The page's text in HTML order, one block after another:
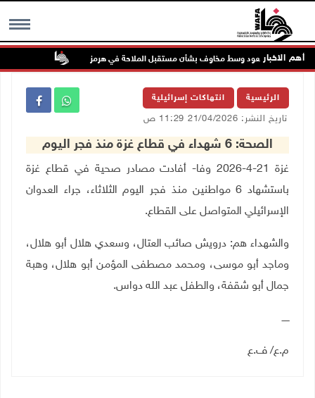
MENU أهم الاخبار
تواصل الصعود وسط مخاوف بشأن مستقبل الملاحة في هرمز
الرئيسية انتهاكات إسرائيلية
تاريخ النشر: 21/04/2026 11:29 ص
الصحة: 6 شهداء في قطاع غزة منذ فجر اليوم
غزة 21-4-2026 وفا- أفادت مصادر صحية في قطاع غزة
باستشهاد 6 مواطنين منذ فجر اليوم الثلاثاء، جراء العدوان
الإسرائيلي المتواصل على القطاع.
والشهداء هم: درويش صائب العتال، وسعدي هلال أبو هلال،
وماجد أبو موسى، ومحمد مصطفى المؤمن أبو هلال، وهبة
جمال أبو شقفة، والطفل عبد الله دواس.
ـــــ
م.ع/ ف.ع